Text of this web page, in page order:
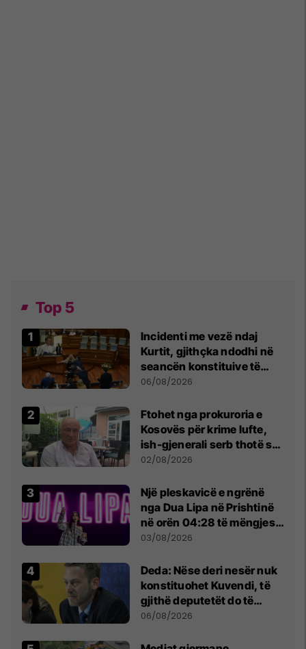
Top 5
Incidenti me vezë ndaj
Kurtit, gjithçka ndodhi në
seancën konstituive të
Kuvendit
06/08/2026
Ftohet nga prokuroria e
Kosovës për krime lufte,
ish-gjenerali serb thotë se
dikush e tradhtoi në
02/08/2026
Një pleskavicë e ngrënë
nga Dua Lipa në Prishtinë
në orën 04:28 të mëngjesit
- dhe bota digjitale serbe
03/08/2026
Deda: Nëse deri nesër nuk
konstituohet Kuvendi, të
gjithë deputetët do të
bëjnë shkelje të rëndë
06/08/2026